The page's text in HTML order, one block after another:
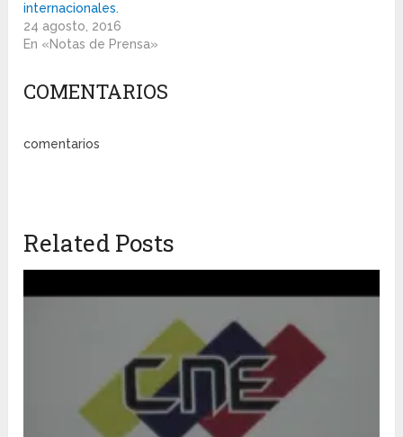
internacionales.
24 agosto, 2016
En «Notas de Prensa»
COMENTARIOS
comentarios
Related Posts